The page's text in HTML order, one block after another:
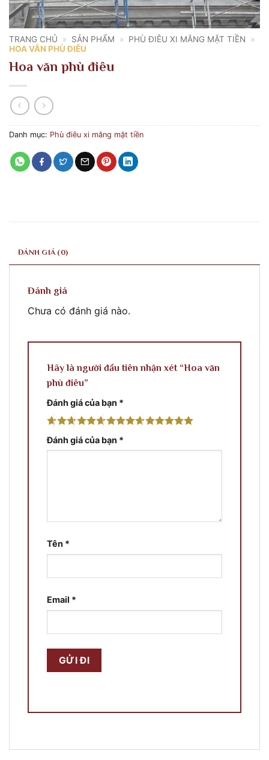
TRANG CHỦ » SẢN PHẨM » PHÙ ĐIÊU XI MĂNG MẶT TIỀN
»
HOA VĂN PHÙ ĐIÊU
Hoa văn phù điêu
Danh mục: Phù điêu xi măng mặt tiền
ĐÁNH GIÁ (0)
Đánh giá
Chưa có đánh giá nào.
Hãy là người đầu tiên nhận xét “Hoa văn
phù điêu”
Đánh giá của bạn *
Đánh giá của bạn *
Tên *
Email *